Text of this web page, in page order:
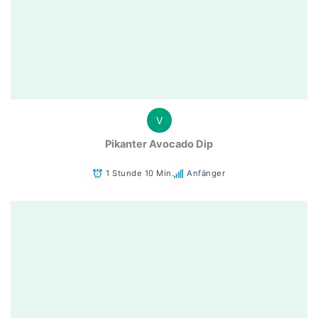
V
Pikanter Avocado Dip
1 Stunde 10 Min. Anfänger